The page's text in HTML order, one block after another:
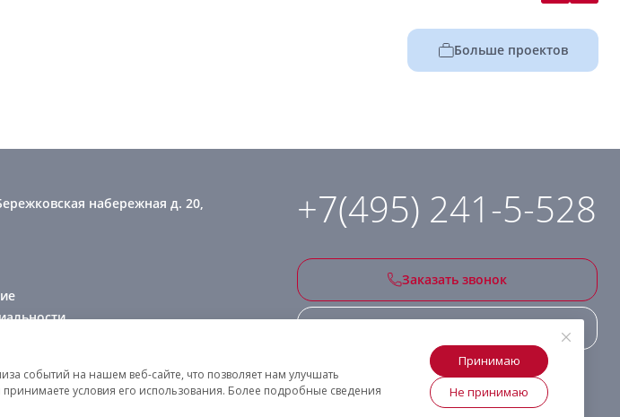
Больше проектов
набережная д. 20,
+7(495) 241-5-528
Заказать звонок
событий на нашем веб-сайте, что позволяет нам улучшать
условия его использования. Более подробные сведения
Принимаю
Не принимаю